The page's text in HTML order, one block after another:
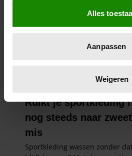
Informatie verzamelen
locatie, die tot een paar
scannen op specifieke
verwerkt en stel uw voorkeuren in
intrekken in de Cookieverklaring.
We gebruiken cookies om content
personaliseren, om functies voor
en om ons websiteverkeer te
Alles
Aanpassen
Weigeren